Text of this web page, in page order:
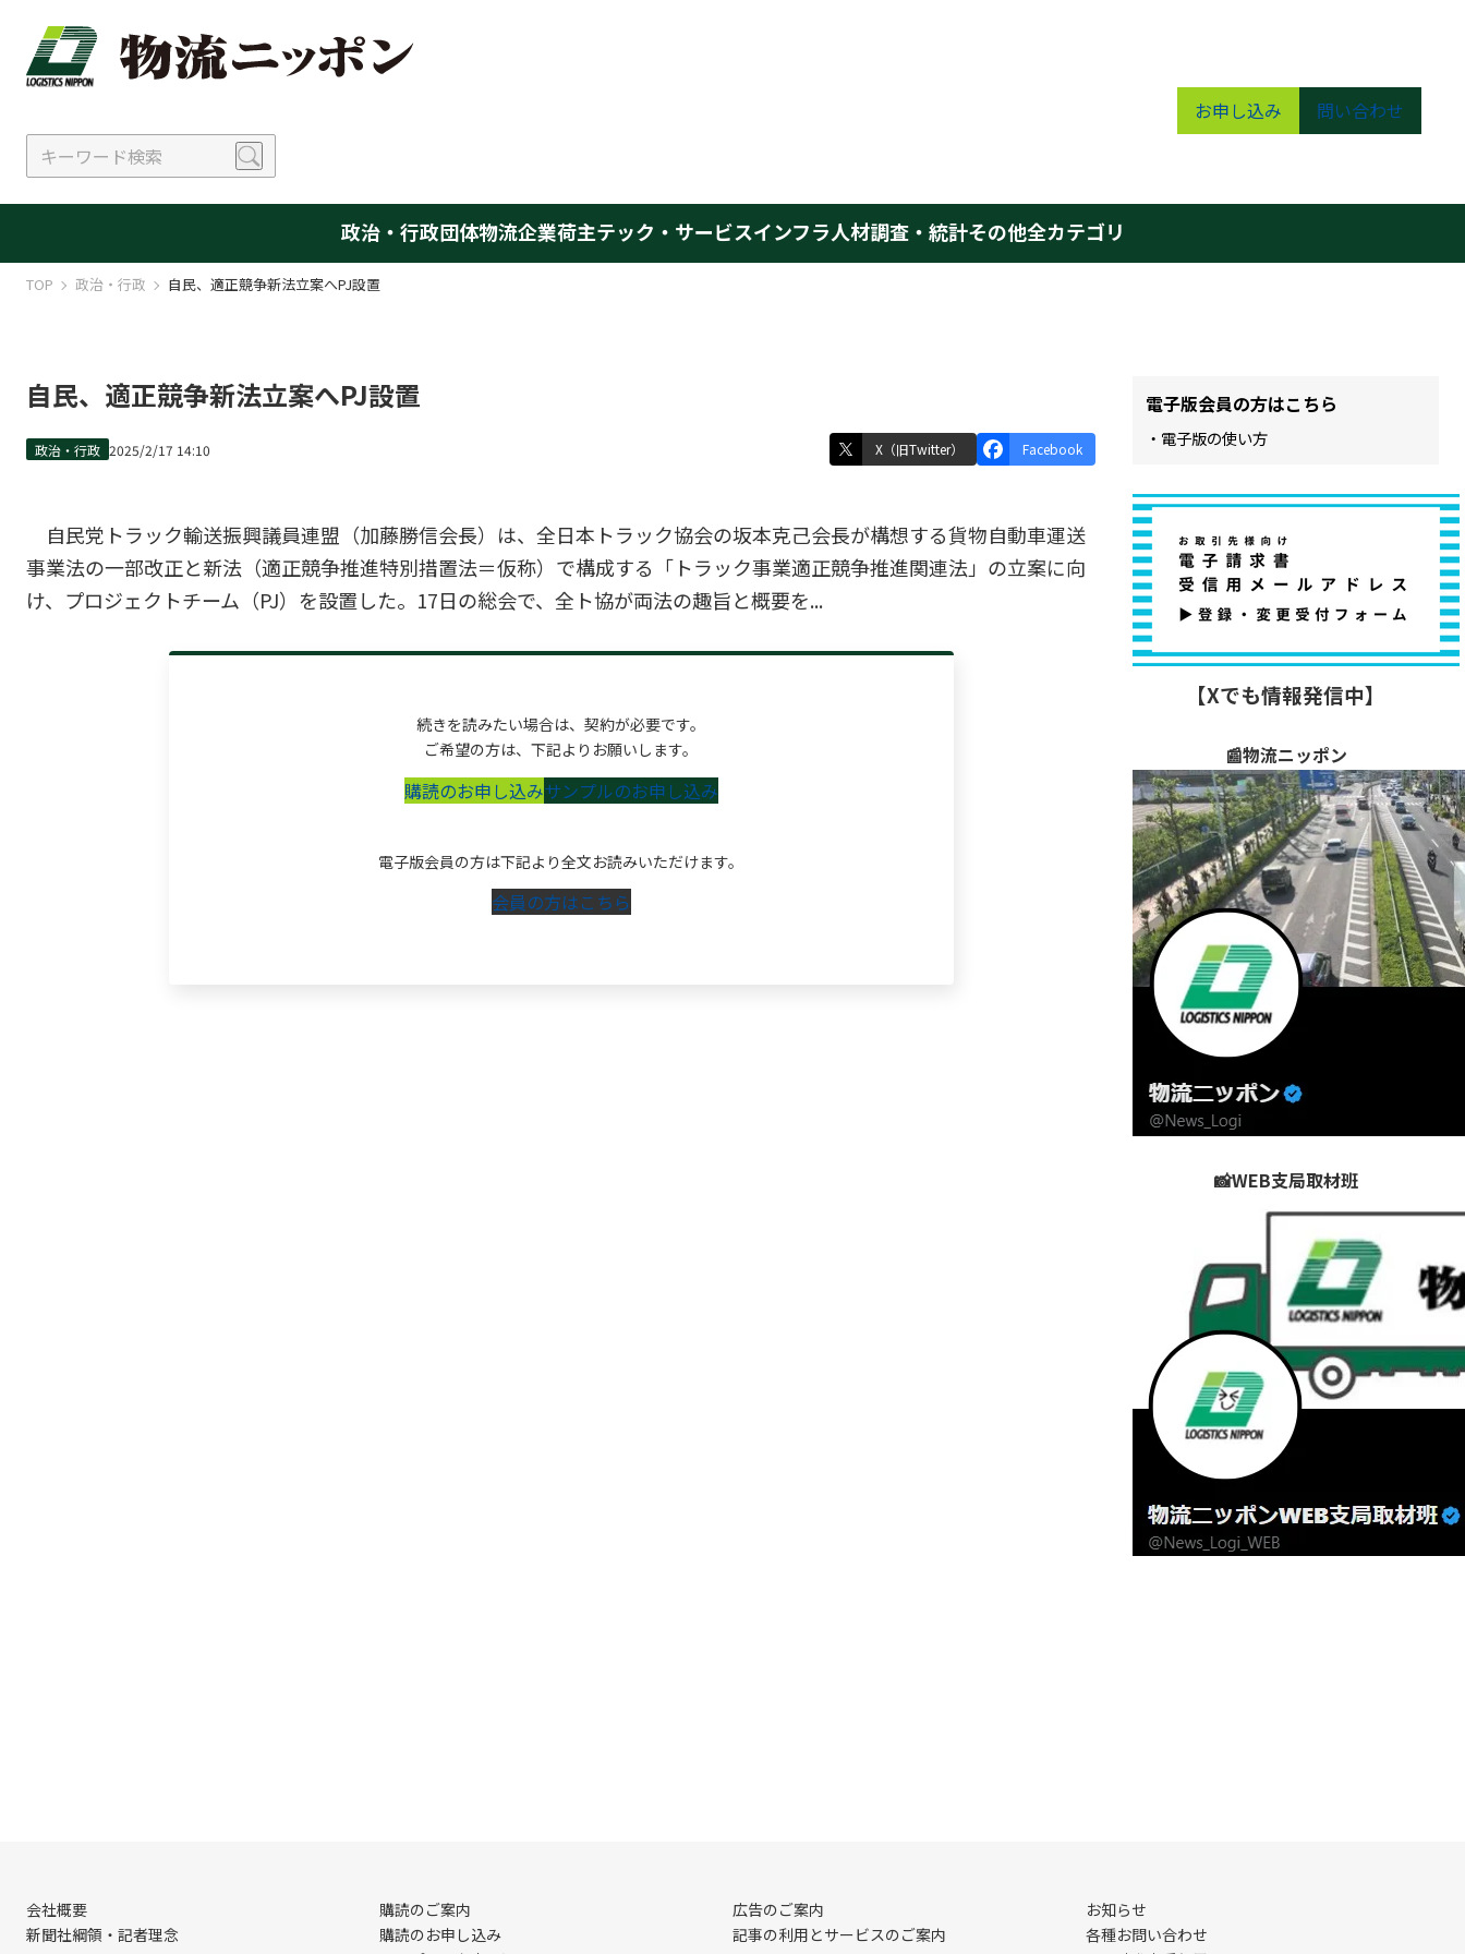
お申し込み 問い合わせ
政治・行政団体物流企業荷主テック・サービスインフラ人材調査・統計その他全カテゴリ
TOP 政治・行政 自民、適正競争新法立案へPJ設置
自民、適正競争新法立案へPJ設置
政治・行政 2025/2/17 14:10 X（旧Twitter） Facebook
自民党トラック輸送振興議員連盟（加藤勝信会長）は、全日本トラック協会の坂本克己会長が構想する貨物自動車運送
事業法の一部改正と新法（適正競争推進特別措置法＝仮称）で構成する「トラック事業適正競争推進関連法」の立案に向
け、プロジェクトチーム（PJ）を設置した。17日の総会で、全ト協が両法の趣旨と概要を...
続きを読みたい場合は、契約が必要です。
ご希望の方は、下記よりお願いします。
購読のお申し込みサンプルのお申し込み
電子版会員の方は下記より全文お読みいただけます。
会員の方はこちら
電子版会員の方はこちら
・電子版の使い方
【Xでも情報発信中】
📰物流ニッポン
📸WEB支局取材班
会社概要
新聞社綱領・記者理念
購読のご案内
購読のお申し込み
広告のご案内
記事の利用とサービスのご案内
お知らせ
各種お問い合わせ